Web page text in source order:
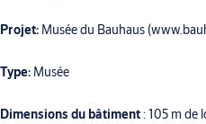
Projet: Musée du Bauhaus
Type: Musée
Dimensions du bâtiment: 105 m de